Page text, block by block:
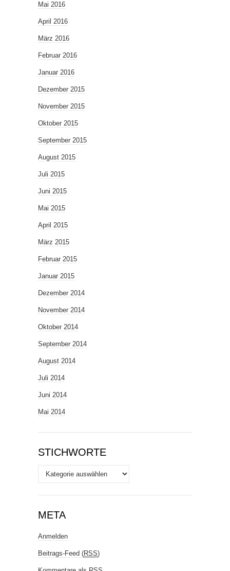
Mai 2016
April 2016
März 2016
Februar 2016
Januar 2016
Dezember 2015
November 2015
Oktober 2015
September 2015
August 2015
Juli 2015
Juni 2015
Mai 2015
April 2015
März 2015
Februar 2015
Januar 2015
Dezember 2014
November 2014
Oktober 2014
September 2014
August 2014
Juli 2014
Juni 2014
Mai 2014
STICHWORTE
Stichworte
META
Anmelden
Beitrags-Feed (RSS)